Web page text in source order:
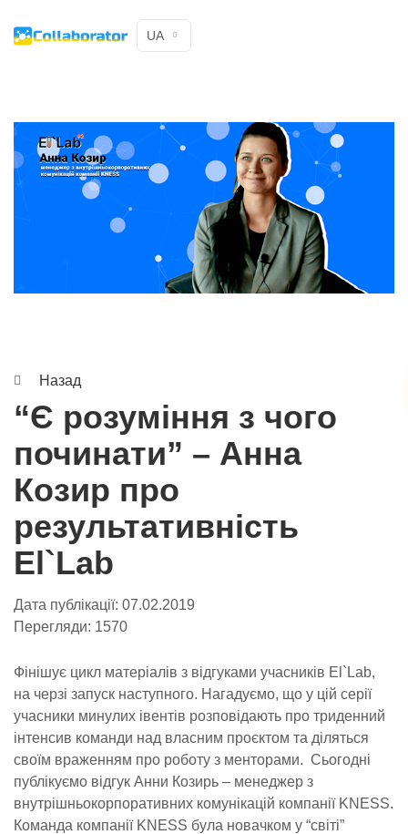
UA
Назад
“Є розуміння з чого
починати” – Анна
Козир про
результативність
El`Lab
Дата публікації: 07.02.2019
Перегляди: 1570
Фінішує цикл матеріалів з відгуками учасників El`Lab,
на черзі запуск наступного. Нагадуємо, що у цій серії
учасники минулих івентів розповідають про триденний
інтенсив команди над власним проєктом та діляться
своїм враженням про роботу з менторами. Сьогодні
публікуємо відгук Анни Козирь – менеджер з
внутрішньокорпоративних комунікацій компанії KNESS.
Команда компанії KNESS була новачком у “світі”